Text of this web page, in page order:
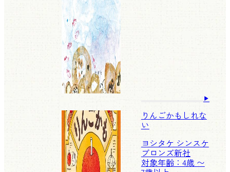
りんごかもしれな
い
ヨシタケ シンスケ
ブロンズ新社
対象年齢：4歳 〜